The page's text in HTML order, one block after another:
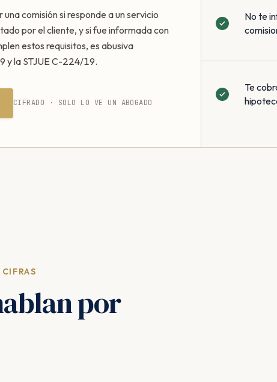
comisión si responde a un servicio
por el cliente, y si fue informada con
estos requisitos, es abusiva
y la STJUE C-224/19.
CIFRADO · SOLO LO VE UN ABOGADO
No te
Te
por